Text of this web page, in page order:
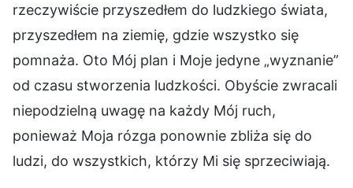
rzeczywiście przyszedłem do ludzkiego świata,
przyszedłem na ziemię, gdzie wszystko się
pomnaża. Oto Mój plan i Moje jedyne „wyznanie”
od czasu stworzenia ludzkości. Obyście zwracali
niepodzielną uwagę na każdy Mój ruch,
ponieważ Moja rózga ponownie zbliża się do
ludzi, do wszystkich, którzy Mi się sprzeciwiają.